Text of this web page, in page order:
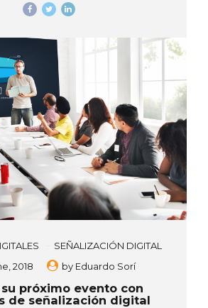
de los conductores y de una buena
en la capital, y en eso, la señalización digital
¡Y mucho! USOS DE LA SEÑALIZACION
DIGITAL...
SEÑALIZACIÓN DIGITAL
2018
by Eduardo Sorí
próximo evento con
de señalización digital